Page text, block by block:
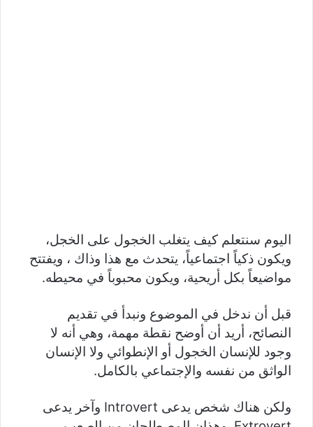
اليوم سنتعلم كيف يتغلب الخجول على الخجل،
ويكون ذكياً اجتماعياً، يتحدث مع هذا وذاك ، ويفتتح
مواضيعاً بكل أريحية، ويكون محبوباً في محيطه.
قبل أن ندخل في الموضوع ونبدأ في تقديم
النصائح، أريد أن أوضح نقطة مهمة، وهي أنه لا
وجود للإنسان الخجول أو الإنطوائي ولا الإنسان
الواثق من نفسه والإجتماعي بالكامل.
ولكن هناك شخص يدعى Introvert وآخر يدعى